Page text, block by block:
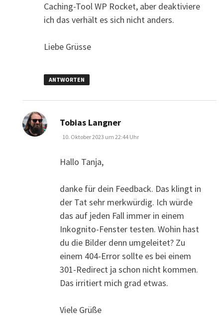
Caching-Tool WP Rocket, aber deaktiviere
ich das verhält es sich nicht anders.
Liebe Grüsse
ANTWORTEN
Tobias Langnersagt:
10. Oktober 2023 um 22:44 Uhr
Hallo Tanja,
danke für dein Feedback. Das klingt in
der Tat sehr merkwürdig. Ich würde
das auf jeden Fall immer in einem
Inkognito-Fenster testen. Wohin hast
du die Bilder denn umgeleitet? Zu
einem 404-Error sollte es bei einem
301-Redirect ja schon nicht kommen.
Das irritiert mich grad etwas.
Viele Grüße